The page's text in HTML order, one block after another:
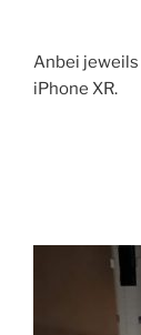
Anbei jeweils
iPhone XR.